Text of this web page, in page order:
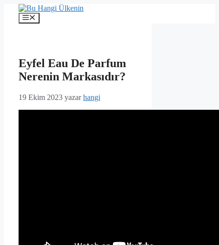
İçeriğe
Menü
Eyfel Eau De Parfum
Nerenin Markasıdır?
19 Ekim 2023 yazarhangi